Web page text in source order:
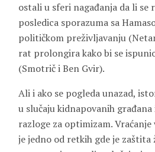
ostali u sferi nagađanja da li se
posledica sporazuma sa
političkom preživljavanju
rat prolongira kako bi se
(Smotrič i Ben Gvir).
Ali i ako se pogleda unazad,
u slučaju kidnapovanih
razloge za optimizam.
je jedno od retkih gde je